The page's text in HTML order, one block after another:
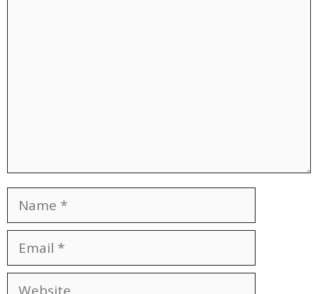
Name
Email
Website